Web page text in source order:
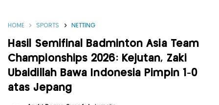
HOME SPORTS NETTING
Hasil Semifinal Badminton Asia Team
Championships 2026: Kejutan, Zaki
Ubaidillah Bawa Indonesia Pimpin 1-0
atas Jepang